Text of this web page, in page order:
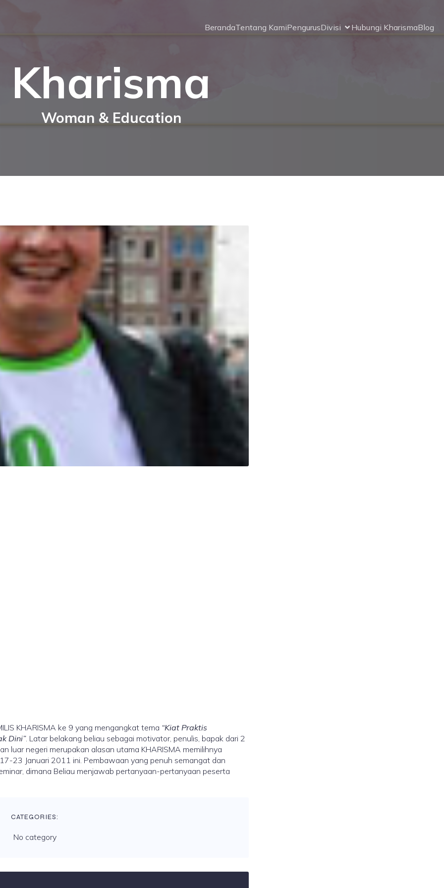
BerandaTentang KamiPengurusDivisi Hubungi KharismaBlog
Kharisma
Woman & Education
KHARISMA ke 9 yang mengangkat tema “Kiat Praktis
Dini”. Latar belakang beliau sebagai motivator, penulis, bapak dari 2
luar negeri merupakan alasan utama KHARISMA memilihnya
23 Januari 2011 ini. Pembawaan yang penuh semangat dan
dimana Beliau menjawab pertanyaan-pertanyaan peserta
CATEGORIES:
No category